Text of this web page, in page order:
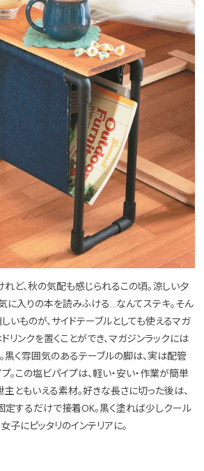
ど、秋の気配も感じられるこの頃。涼しい夕
に入りの本を読みふける…なんてステキ。そん
いものが、サイドテーブルとしても使えるマガ
リンクを置くことができ、マガジンラックには
黒く雰囲気のあるテーブルの脚は、実は配管
。この塩ビパイプは、軽い・安い・作業が簡単
主ともいえる素材。好きな長さに切った後は、
するだけで接着OK。黒く塗れば少しクール
子にピッタリのインテリアに。